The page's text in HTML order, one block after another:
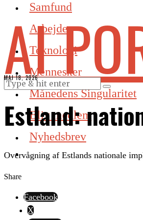
Samfund
Arbejde
Teknologi
Mennesker
Månedens Singularitet
Bliv medlem
Nyhedsbrev
AI
MAJ 18, 2026
Estland:
Overvågning af Estlands nationale
Share
Facebook
X